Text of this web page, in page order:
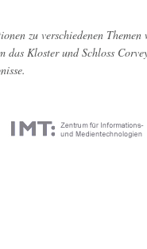
zu verschiedenen Themen
Kloster und Schloss